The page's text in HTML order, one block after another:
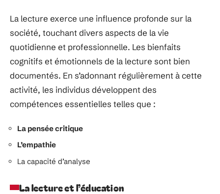
La lecture exerce une influence profonde sur la
société, touchant divers aspects de la vie
quotidienne et professionnelle. Les bienfaits
cognitifs et émotionnels de la lecture sont bien
documentés. En s’adonnant régulièrement à cette
activité, les individus développent des
compétences essentielles telles que :
La pensée critique
L’empathie
La capacité d’analyse
La lecture et l’éducation